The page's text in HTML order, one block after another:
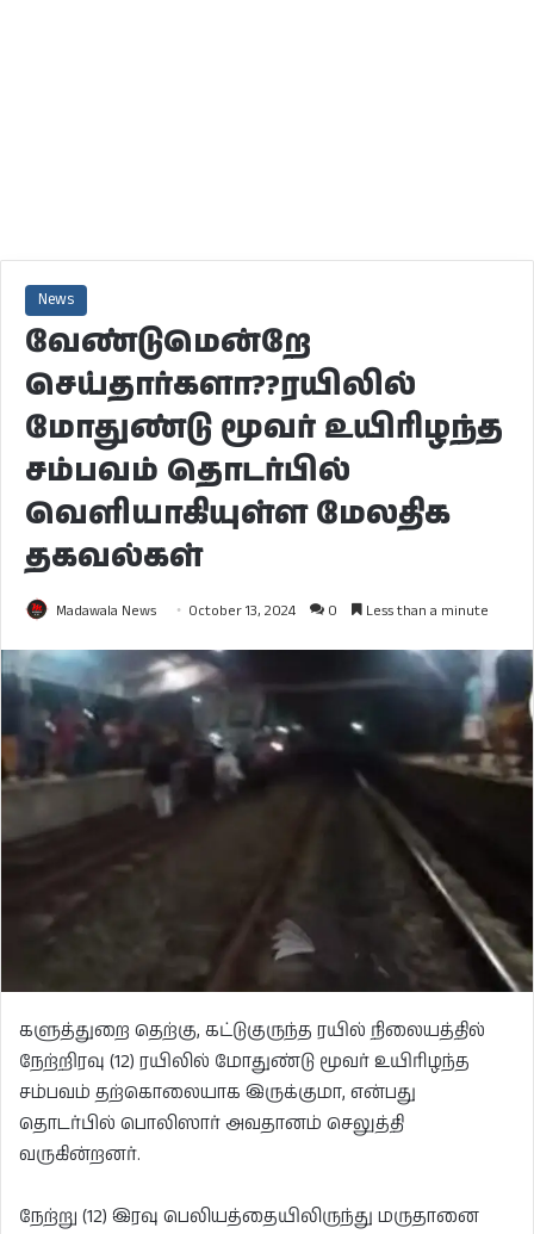
News
வேண்டுமென்றே
செய்தார்களா??ரயிலில்
மோதுண்டு மூவர் உயிரிழந்த
சம்பவம் தொடர்பில்
வெளியாகியுள்ள மேலதிக
தகவல்கள்
Madawala News October 13, 2024 0 Less than a minute
களுத்துறை தெற்கு, கட்டுகுருந்த ரயில் நிலையத்தில்
நேற்றிரவு (12) ரயிலில் மோதுண்டு மூவர் உயிரிழந்த
சம்பவம் தற்கொலையாக இருக்குமா, என்பது
தொடர்பில் பொலிஸார் அவதானம் செலுத்தி
வருகின்றனர்.
நேற்று (12) இரவு பெலியத்தையிலிருந்து மருதானை